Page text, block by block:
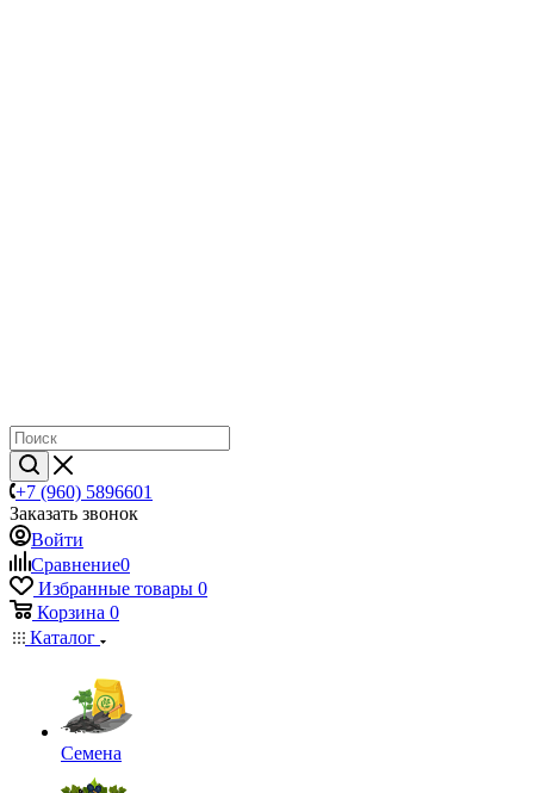
+7 (960) 5896601
Заказать звонок
Войти
Сравнение0
Избранные товары 0
Корзина 0
Каталог
Семена